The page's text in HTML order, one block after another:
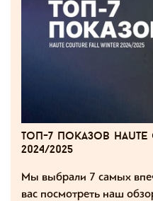
топ-7 показов
2024/2025
Мы выбрали 7 самых
вас посмотреть наш